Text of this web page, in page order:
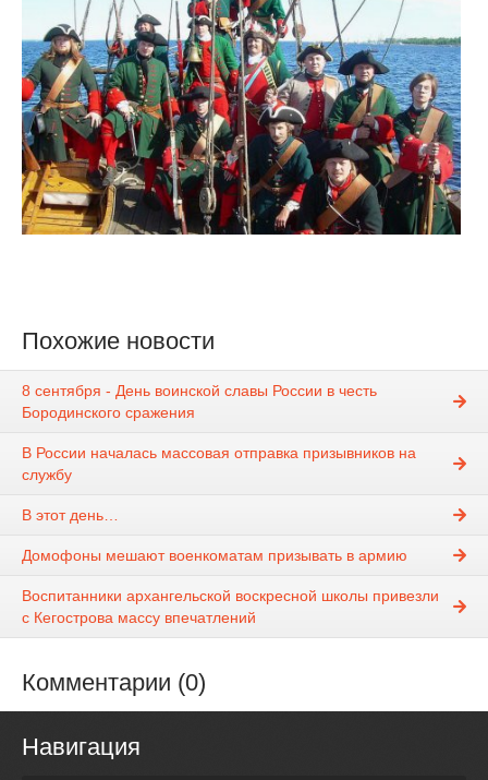
Похожие новости
8 сентября - День воинской славы России в честь
Бородинского сражения
В России началась массовая отправка призывников на
службу
В этот день…
Домофоны мешают военкоматам призывать в армию
Воспитанники архангельской воскресной школы привезли
с Кегострова массу впечатлений
Комментарии (0)
Навигация